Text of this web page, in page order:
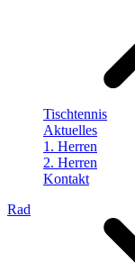
Tischtennis
Aktuelles
1. Herren
2. Herren
Kontakt
Rad